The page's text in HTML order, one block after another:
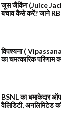
जूस जैकिंग (Juice
बचाव कैसे करें? जाने RBI
विपश्यना (
का चमत्कारिक परिणाम
BSNL का धमाकेदार
वैलिडिटी, अनलिमिटेड